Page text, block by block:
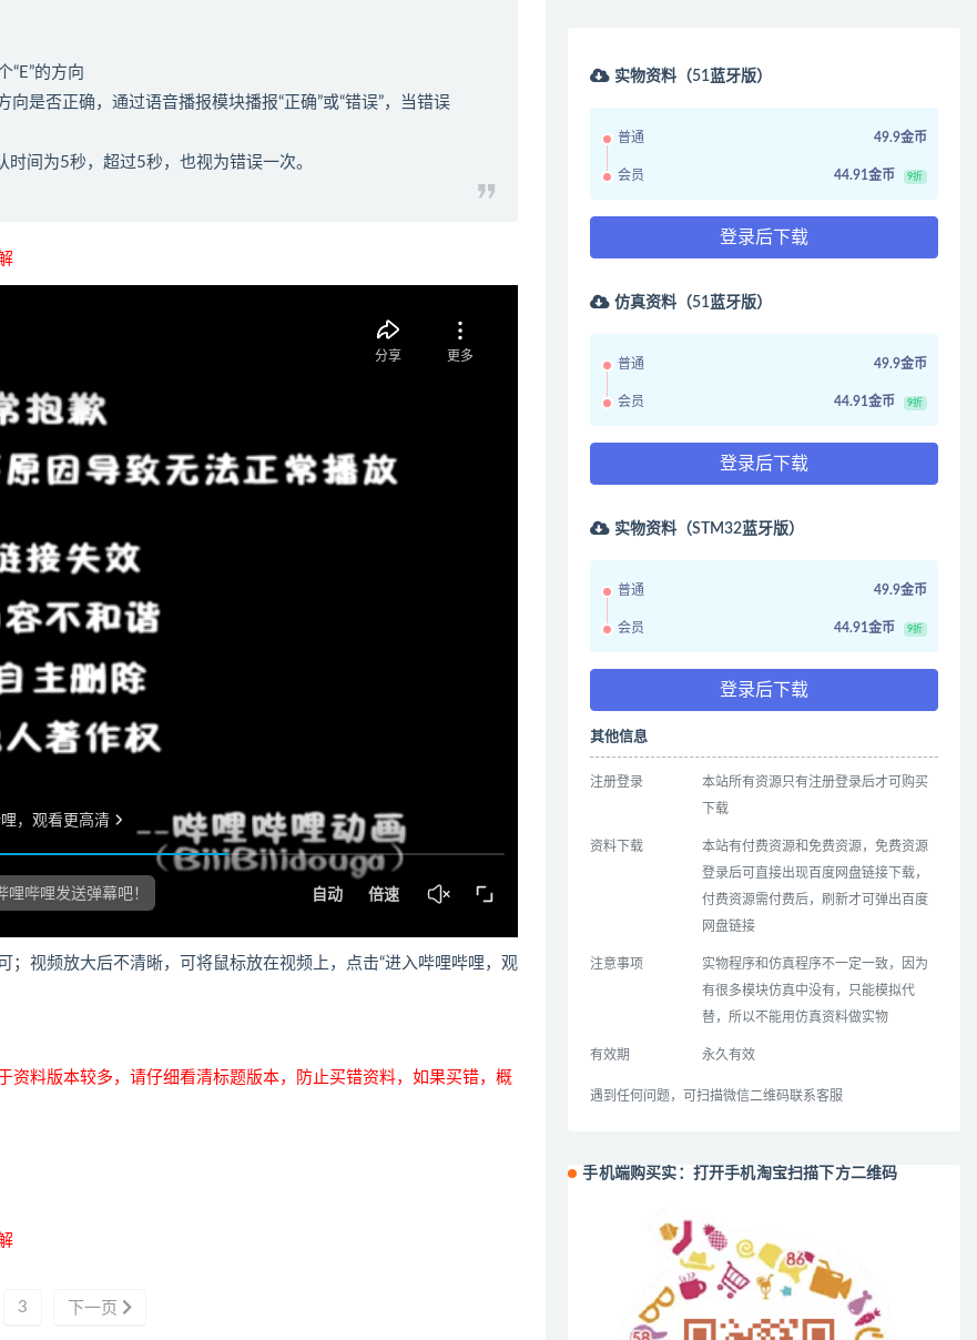
的方向
是否正确，通过语音播报模块播报“正确”或“错误”，当错误
间为5秒，超过5秒，也视为错误一次。
视频放大后不清晰，可将鼠标放在视频上，点击“进入哔哩哔哩，观
料版本较多，请仔细看清标题版本，防止买错资料，如果买错，概
3 下一页
实物资料（51蓝牙版）
普通 49.9金币
会员 44.91金币 9折
登录后下载
仿真资料（51蓝牙版）
普通 49.9金币
会员 44.91金币 9折
登录后下载
实物资料（STM32蓝牙版）
普通 49.9金币
会员 44.91金币 9折
登录后下载
其他信息
注册登录
本站所有资源只有注册登录后才可购买
下载
资料下载
本站有付费资源和免费资源，免费资源
登录后可直接出现百度网盘链接下载，
付费资源需付费后，刷新才可弹出百度
网盘链接
注意事项
实物程序和仿真程序不一定一致，因为
有很多模块仿真中没有，只能模拟代
替，所以不能用仿真资料做实物
有效期 永久有效
遇到任何问题，可扫描微信二维码联系客服
手机端购买实：打开手机淘宝扫描下方二维码